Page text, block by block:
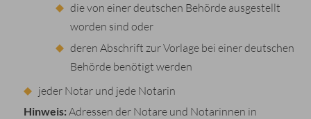
die von einer deutschen Behörde ausgestellt
worden sind oder
deren Abschrift zur Vorlage bei einer deutschen
Behörde benötigt werden
jeder Notar und jede Notarin
Hinweis: Adressen der Notare und Notarinnen in